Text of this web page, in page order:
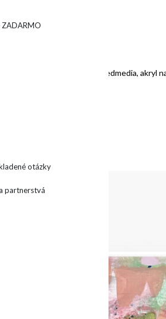
otázky
partnerstvá
tiché miesto”, 140x70cm, mixedmedia, akryl